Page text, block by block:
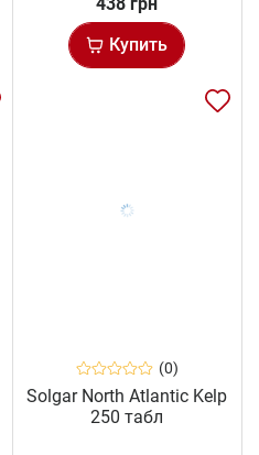
438 грн
Купить
(0)
Solgar North Atlantic Kelp
250 табл